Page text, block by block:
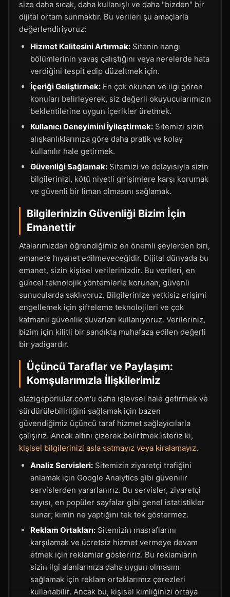
size daha sıcak, daha kullanışlı ve daha "bizden" bir
dijital ortam sunmaktır. Bu verileri şu amaçlarla
değerlendiriyoruz:
Hizmet Kalitesini Artırmak: Sitenin hangi
bölümlerinin yavaş çalıştığını veya nerelerde hata
verdiğini tespit edip düzeltmek için.
İçeriği Geliştirmek: En çok okunan ve ilgi gören
konuları belirleyerek, siz değerli okuyucularımızın
beklentilerine uygun içerikler üretmek.
Kullanıcı Deneyimini İyileştirmek: Sitemizi sizin
alışkanlıklarınıza göre daha pratik ve kolay
kullanılır hale getirmek.
Güvenliği Sağlamak: Sitemizi ve dolayısıyla sizin
bilgilerinizi, kötü niyetli girişimlere karşı korumak
ve güvenli bir liman olmasını sağlamak.
Bilgilerinizin Güvenliği Bizim İçin
Emanettir
Atalarımızdan öğrendiğimiz en önemli şeylerden biri,
emanete hıyanet edilmeyeceğidir. Dijital dünyada bu
emanet, sizin kişisel verilerinizdir. Bu verileri, en
güncel teknolojik yöntemlerle korunan, güvenli
sunucularda saklıyoruz. Bilgilerinize yetkisiz erişimi
engellemek için şifreleme teknolojileri ve çok
katmanlı güvenlik duvarları kullanıyoruz. Verileriniz,
bizim için kilitli bir sandıkta muhafaza edilen değerli
bir yadigardır.
Üçüncü Taraflar ve Paylaşım:
Komşularımızla İlişkilerimiz
elazigsporlular.com'u daha işlevsel hale getirmek ve
sürdürülebilirliğini sağlamak için bazen
güvendiğimiz üçüncü taraf hizmet sağlayıcılarla
çalışırız. Ancak altını çizerek belirtmek isteriz ki,
kişisel bilgilerinizi asla satmayız veya kiralamayız.
Analiz Servisleri: Sitemizin ziyaretçi trafiğini
anlamak için Google Analytics gibi güvenilir
servislerden yararlanırız. Bu servisler, ziyaretçi
sayısı, en popüler sayfalar gibi genel istatistikler
sunar; kimin ne yaptığını tek tek göstermez.
Reklam Ortakları: Sitemizin masraflarını
karşılamak ve ücretsiz hizmet vermeye devam
etmek için reklamlar gösteririz. Bu reklamların
sizin ilgi alanlarınıza daha uygun olmasını
sağlamak için reklam ortaklarımız çerezleri
kullanabilir. Ancak bu, kişisel kimliğinizi ortaya